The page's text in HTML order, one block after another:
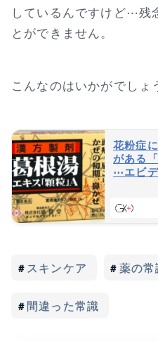
しているんですけど⋯残
とができません。
こんなのはいかがでしょ
花粉症
がある
⋯エビデ
スキンケア 薬の
間違った常識